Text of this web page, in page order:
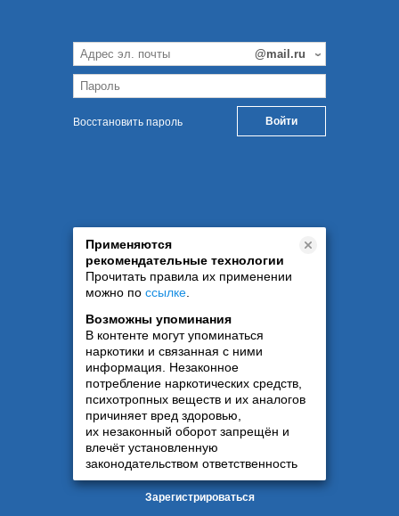
Восстановить пароль
Применяются
рекомендательные технологии
Прочитать правила их применении
можно по ссылке
Возможны упоминания
В контенте могут упоминаться
наркотики и связанная с ними
информация. Незаконное
потребление наркотических средств,
психотропных веществ и их аналогов
причиняет вред здоровью,
их незаконный оборот запрещён и
влечёт установленную
законодательством ответственность
Зарегистрироваться